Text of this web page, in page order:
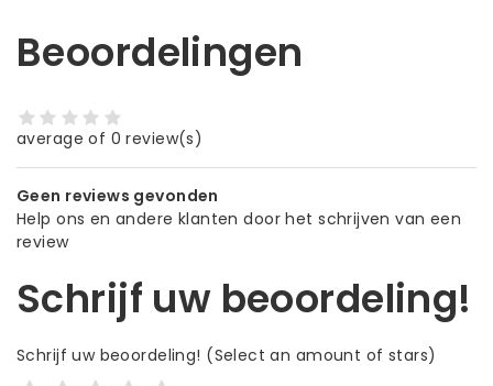
Beoordelingen
average of 0 review(s)
Geen reviews gevonden
Help ons en andere klanten door het schrijven van een
review
Schrijf uw beoordeling!
Schrijf uw beoordeling! (Select an amount of stars)